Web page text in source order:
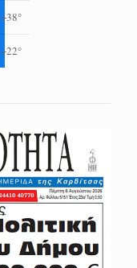
+38°
+22°